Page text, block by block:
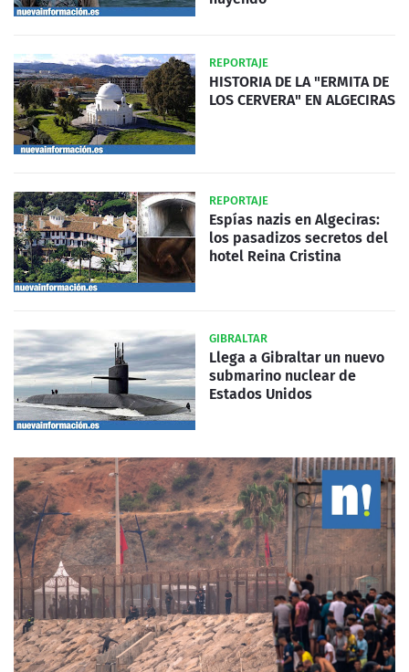
REPORTAJE
HISTORIA DE LA "ERMITA DE
LOS CERVERA" EN ALGECIRAS
REPORTAJE
Espías nazis en Algeciras:
los pasadizos secretos del
hotel Reina Cristina
GIBRALTAR
Llega a Gibraltar un nuevo
submarino nuclear de
Estados Unidos